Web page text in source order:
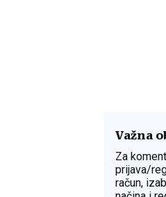
Važna
Za
prijava/
račun,